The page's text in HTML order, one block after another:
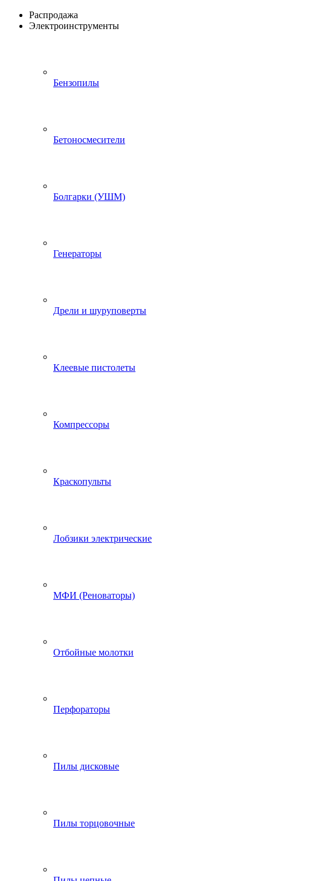
Распродажа
Электроинструменты
Бензопилы
Бетоносмесители
Болгарки (УШМ)
Генераторы
Дрели и шуруповерты
Клеевые пистолеты
Компрессоры
Краскопульты
Лобзики электрические
МФИ (Реноваторы)
Отбойные молотки
Перфораторы
Пилы дисковые
Пилы торцовочные